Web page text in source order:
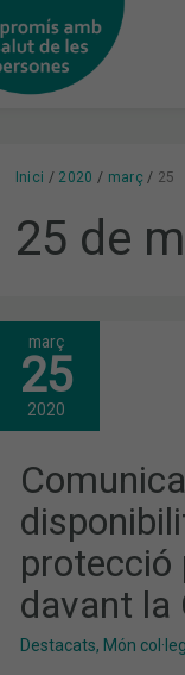
Inici 2020 març 25
25 de
març
25
2020
protecció
davant la
Destacats, Món
COMUNICAT
EN
RELACIÓ
AMB
LA
MATERIAL
DE
PROTECCIÓ
PER
A
FARMACÈUTICS
LA
COVID-
19